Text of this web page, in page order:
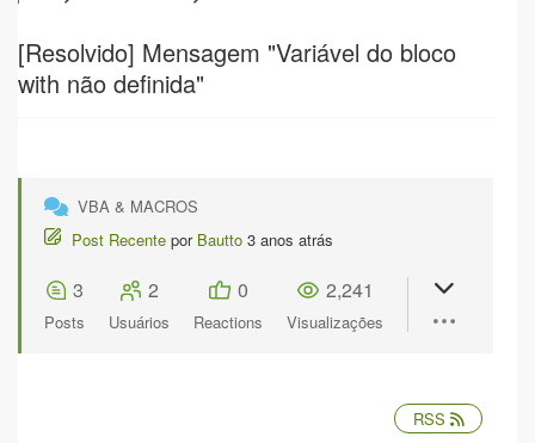
[Resolvido] Mensagem "Variável do bloco
with não definida"
VBA & MACROS
Post Recente por Bautto 3 anos atrás
3
Posts
2
Usuários
0
Reactions
2,241
Visualizações
RSS